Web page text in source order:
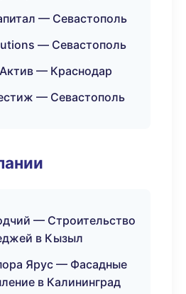
— Севастополь
— Севастополь
— Краснодар
— Севастополь
— Строительство
в Кызыл
Ярус — Фасадные
в Калининград